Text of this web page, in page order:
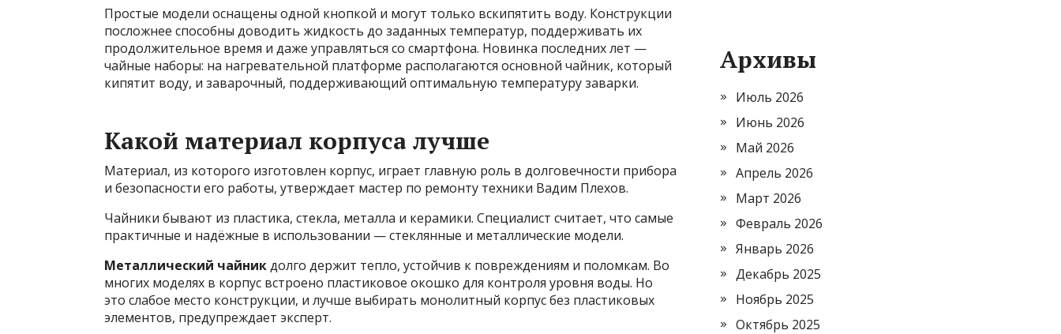
Простые модели оснащены одной кнопкой и могут только вскипятить воду. Конструкции
посложнее способны доводить жидкость до заданных температур, поддерживать их
продолжительное время и даже управляться со смартфона. Новинка последних лет —
чайные наборы: на нагревательной платформе располагаются основной чайник, который
кипятит воду, и заварочный, поддерживающий оптимальную температуру заварки.
Какой материал корпуса лучше
Материал, из которого изготовлен корпус, играет главную роль в долговечности прибора
и безопасности его работы, утверждает мастер по ремонту техники Вадим Плехов.
Чайники бывают из пластика, стекла, металла и керамики. Специалист считает, что самые
практичные и надёжные в использовании — стеклянные и металлические модели.
Металлический чайникдолго держит тепло, устойчив к повреждениям и поломкам. Во
многих моделях в корпус встроено пластиковое окошко для контроля уровня воды. Но
это слабое место конструкции, и лучше выбирать монолитный корпус без пластиковых
элементов, предупреждает эксперт.
Архивы
Июль 2026
Июнь 2026
Май 2026
Апрель 2026
Март 2026
Февраль 2026
Январь 2026
Декабрь 2025
Ноябрь 2025
Октябрь 2025